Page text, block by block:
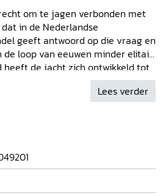
om te jagen verbonden met
in de Nederlandse
geeft antwoord op die vraag en
loop van eeuwen minder elitair
heeft de jacht zich ontwikkeld tot
natuurbeheer. Toch vindt
over de ethiek van het jagen en
uit verschillende
antropologie, geografie,
fungeert het spanningsveld
dat in deze bundel
perspectief wordt bezien.
Lees verder